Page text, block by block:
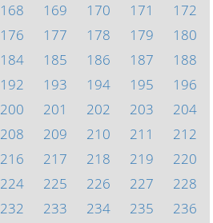
168 169 170 171
172
176 177 178 179
180
184 185 186 187
188
192 193 194 195
196
200 201 202 203
204
208 209 210 211
212
216 217 218 219
220
224 225 226 227
228
232 233 234 235
236